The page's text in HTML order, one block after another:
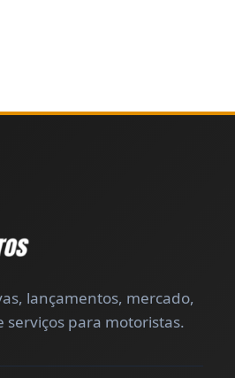
lançamentos, mercado,
serviços para motoristas.